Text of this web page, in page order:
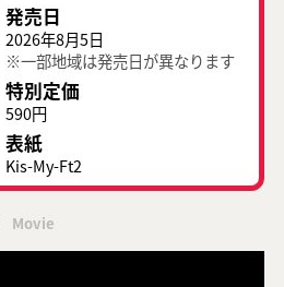
発売日
2026年8月5日
※一部地域は発売日が異なります
特別定価
590円
表紙
Kis-My-Ft2
Movie